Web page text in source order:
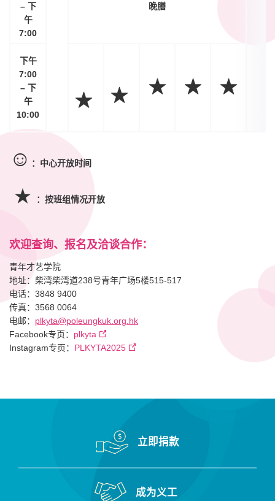
– 下
午
7:00
晚膳
下午
7:00
– 下
午
10:00
★ ★ ★ ★ ★
☺ ：中心开放时间
★ ：按班组情况开放
欢迎查询、报名及洽谈合作：
青年才艺学院
地址：柴湾柴湾道238号青年广场5楼515-517
电话：3848 9400
传真：3568 0064
电邮： plkyta@poleungkuk.org.hk
Facebook专页： plkyta
Instagram专页： PLKYTA2025
立即捐款
成为义工